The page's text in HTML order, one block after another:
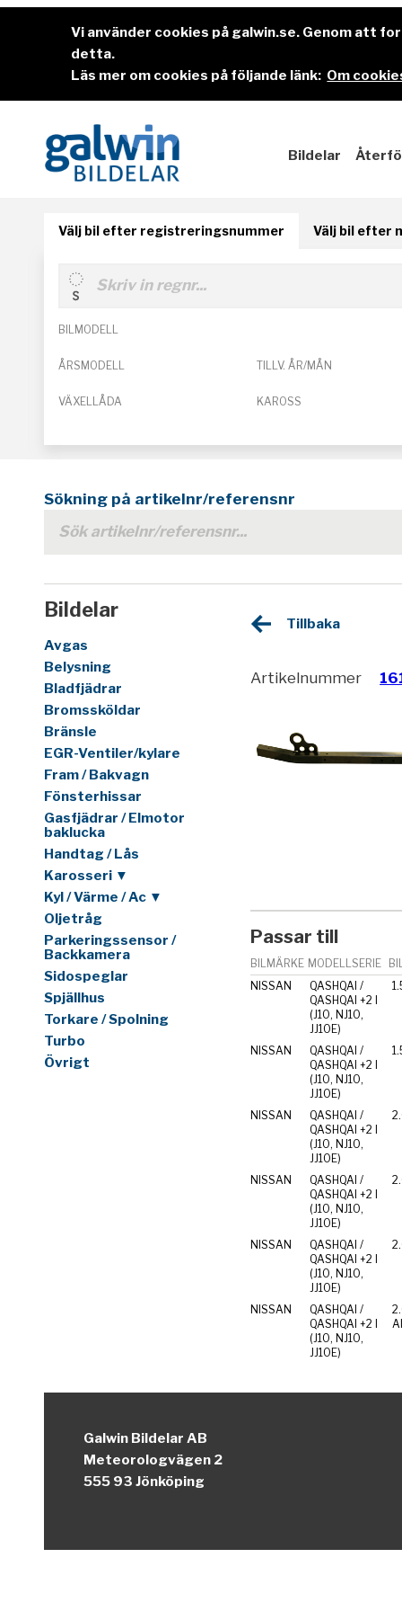
Vi använder cookies på galwin.se. Genom att
detta.
Läs mer om cookies på följande länk: Om
Bildelar
Välj bil efter registreringsnummer Välj bil efter
BILMODELL
ÅRSMODELL TILLV. ÅR/MÅN
VÄXELLÅDA KAROSS
Sökning på artikelnr/referensnr
Bildelar
Avgas
Belysning
Bladfjädrar
Bromssköldar
Bränsle
EGR-Ventiler/kylare
Fram / Bakvagn
Fönsterhissar
Gasfjädrar / Elmotor
baklucka
Handtag / Lås
Karosseri ▼
Kyl / Värme / Ac ▼
Oljetråg
Parkeringssensor /
Backkamera
Sidospeglar
Spjällhus
Torkare / Spolning
Turbo
Övrigt
Tillbaka
Artikelnummer
Passar till
BILMÄRKE MODELLSERIE
NISSAN
QASHQAI /
QASHQAI +2 I
(J10, NJ10,
JJ10E)
NISSAN
QASHQAI /
QASHQAI +2 I
(J10, NJ10,
JJ10E)
NISSAN
QASHQAI /
QASHQAI +2 I
(J10, NJ10,
JJ10E)
NISSAN
QASHQAI /
QASHQAI +2 I
(J10, NJ10,
JJ10E)
NISSAN
QASHQAI /
QASHQAI +2 I
(J10, NJ10,
JJ10E)
NISSAN
QASHQAI /
QASHQAI +2 I
(J10, NJ10,
JJ10E)
Galwin Bildelar AB
Meteorologvägen 2
555 93 Jönköping